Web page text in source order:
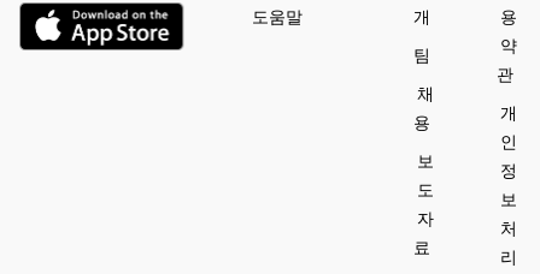
도움말
개
팀
채
용
보
도
자
료
용
약
관
개
인
정
보
처
리